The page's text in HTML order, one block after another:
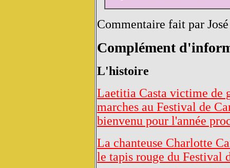
Commentaire fait par
Complément
L'histoire
Laetitia Casta victime de
marches au Festival de
bienvenu pour l'année
La chanteuse Charlotte
le tapis rouge du Festival